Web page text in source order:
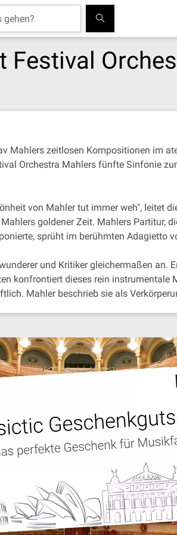
Festival
Mahlers zeitlosen Kompositionen im
Orchestra Mahlers fünfte Sinfonie
von Mahler tut immer weh", leitet
goldener Zeit. Mahlers Partitur,
sprüht im berühmten Adagietto
und Kritiker gleichermaßen an.
konfrontiert dieses rein
Mahler beschrieb sie als